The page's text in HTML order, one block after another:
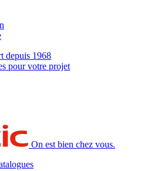
depuis 1968
pour votre projet
On est bien chez vous.